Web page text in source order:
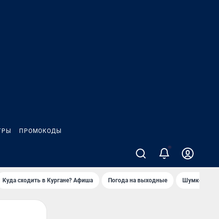
ПРОМОКОДЫ
2
Куда сходить в Кургане? Афиша Погода на выходные Шумков в